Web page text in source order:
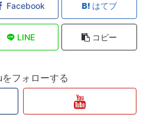
Facebook はてブ
LINE コピー
フォローする